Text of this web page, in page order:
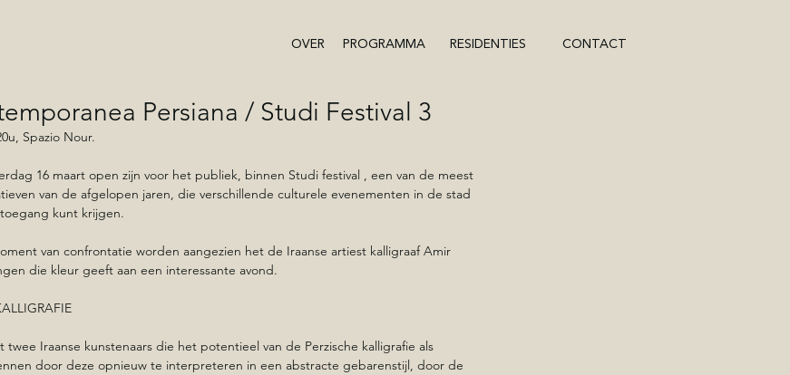
OVER PROGRAMMA RESIDENTIES CONTACT
Persiana / Studi Festival 3
Spazio Nour.
16 maart open zijn voor het publiek, binnen Studi festival , een van de meest
van de afgelopen jaren, die verschillende culturele evenementen in de stad
kunt krijgen.
van confrontatie worden aangezien het de Iraanse artiest kalligraaf Amir
die kleur geeft aan een interessante avond.
Iraanse kunstenaars die het potentieel van de Perzische kalligrafie als
door deze opnieuw te interpreteren in een abstracte gebarenstijl, door de